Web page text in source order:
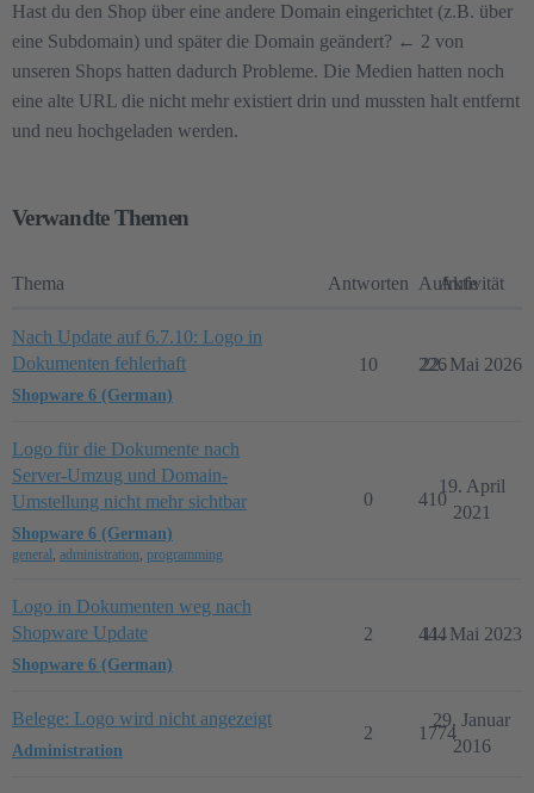
Hast du den Shop über eine andere Domain eingerichtet (z.B. über
eine Subdomain) und später die Domain geändert? ← 2 von
unseren Shops hatten dadurch Probleme. Die Medien hatten noch
eine alte URL die nicht mehr existiert drin und mussten halt entfernt
und neu hochgeladen werden.
Verwandte Themen
Thema Antworten Aufrufe
Aktivität
Nach Update auf 6.7.10: Logo in
Dokumenten fehlerhaft
Shopware 6 (German)
10 226
22. Mai 2026
Logo für die Dokumente nach
Server-Umzug und Domain-
Umstellung nicht mehr sichtbar
Shopware 6 (German)
general, administration, programming
0 410
19. April
2021
Logo in Dokumenten weg nach
Shopware Update
Shopware 6 (German)
2 444
11. Mai 2023
Belege: Logo wird nicht angezeigt
Administration
2 1774
29. Januar
2016